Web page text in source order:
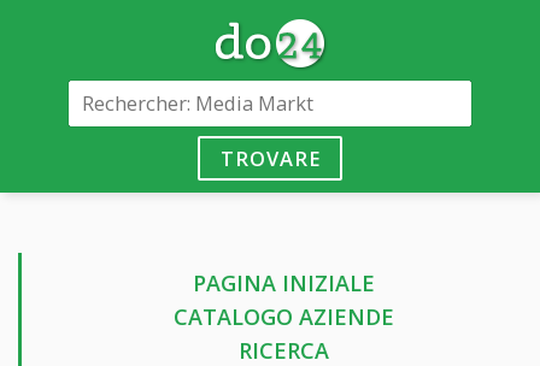
TROVARE
PAGINA INIZIALE
CATALOGO AZIENDE
RICERCA